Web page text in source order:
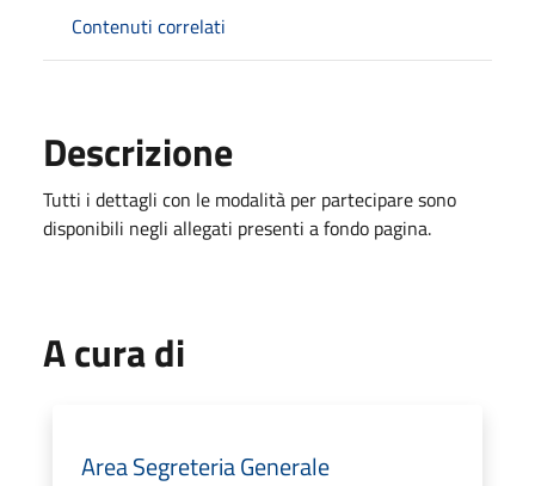
Contenuti correlati
Descrizione
Tutti i dettagli con le modalità per partecipare sono
disponibili negli allegati presenti a fondo pagina.
A cura di
Area Segreteria Generale